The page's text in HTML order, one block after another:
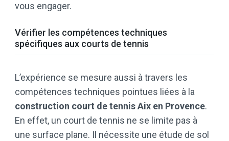
vous engager.
Vérifier les compétences techniques
spécifiques aux courts de tennis
L’expérience se mesure aussi à travers les
compétences techniques pointues liées à la
construction court de tennis Aix en Provence.
En effet, un court de tennis ne se limite pas à
une surface plane. Il nécessite une étude de sol